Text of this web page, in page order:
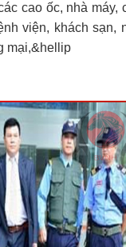
cao ốc, nhà máy,
viện, khách sạn,
mại,&hellip